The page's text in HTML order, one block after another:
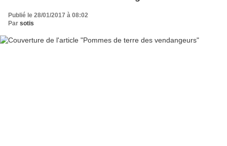
Publié le 28/01/2017 à 08:02
Par sotis